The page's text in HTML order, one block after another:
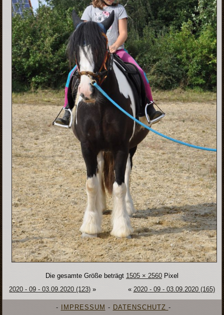
Die gesamte Größe beträgt 1505 × 2560 Pixel
2020 - 09 - 03.09.2020 (123) » « 2020 - 09 - 03.09.2020 (165)
- IMPRESSUM - DATENSCHUTZ -